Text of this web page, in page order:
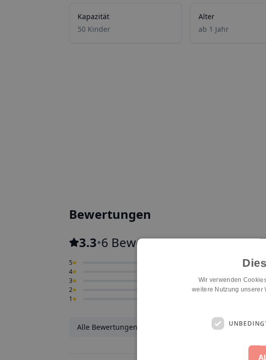
Kapazität
50 Kinder
Alter
ab 1 Jahr
Bewertungen
3.3•6 Bewertungen
5
4
3
2
1
n/a
Alle Bewertungen ansehen
Wir verwenden
weitere Nutzung unserer